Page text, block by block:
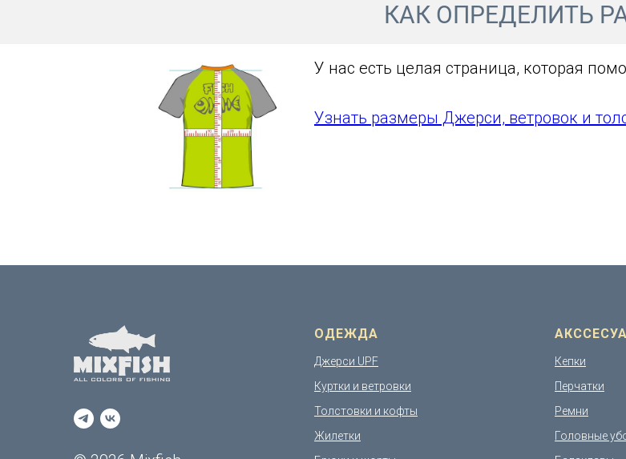
КАК ОПРЕДЕЛИТЬ
У нас есть целая страница, которая
Узнать размеры Джерси, ветровок и
ОДЕЖДА
Джерси UPF
Куртки и ветровки
Толстовки и кофты
Жилетки
Кепки
Перчатки
Ремни
Головные